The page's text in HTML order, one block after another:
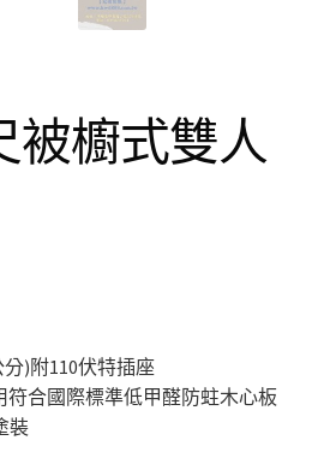
被櫥式雙人
分)附110伏特插座
符合國際標準低甲醛防蛀木心板
裝